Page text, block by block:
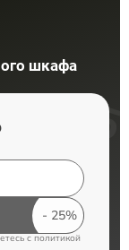
шкафа
c политикой